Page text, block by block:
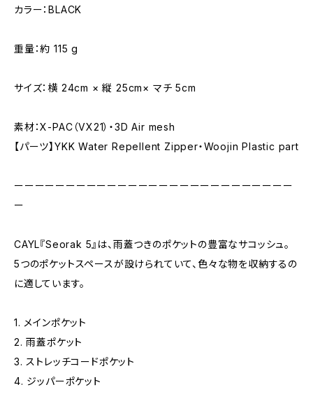
カラー：BLACK
重量：約 115 g
サイズ：横 24cm × 縦 25cm× マチ 5cm
素材：X-PAC（VX21）・3D Air mesh
【パーツ】YKK Water Repellent Zipper・Woojin Plastic part
ーーーーーーーーーーーーーーーーーーーーーーーーーーー
ー
CAYL『Seorak 5』は、雨蓋つきのポケットの豊富なサコッシュ。
5つのポケットスペースが設けられていて、色々な物を収納するの
に適しています。
1. メインポケット
2. 雨蓋ポケット
3. ストレッチコードポケット
4. ジッパーポケット